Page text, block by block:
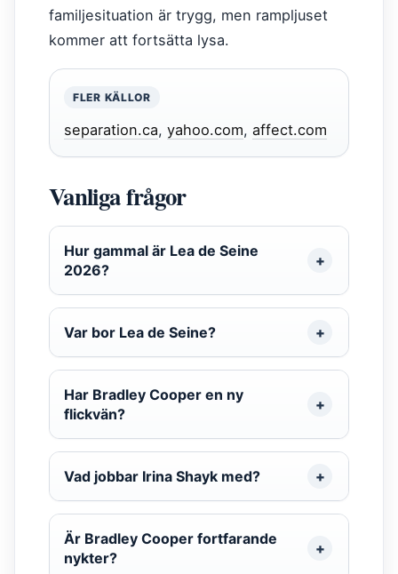
familjesituation är trygg, men rampljuset
kommer att fortsätta lysa.
FLER KÄLLOR
separation.ca, yahoo.com, affect.com
Vanliga frågor
Hur gammal är Lea de Seine
2026?
Var bor Lea de Seine?
Har Bradley Cooper en ny
flickvän?
Vad jobbar Irina Shayk med?
Är Bradley Cooper fortfarande
nykter?